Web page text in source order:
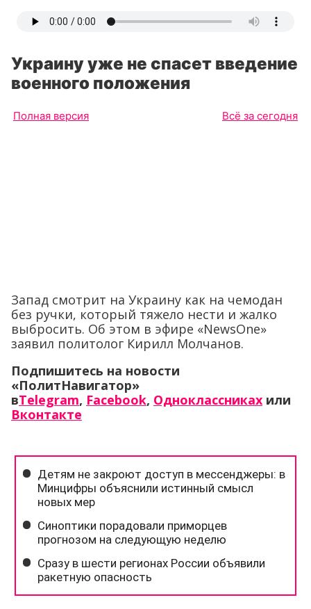
Украину уже не спасет введение
военного положения
Полная версия Всё за сегодня
Запад смотрит на Украину как на чемодан
без ручки, который тяжело нести и жалко
выбросить. Об этом в эфире «NewsOne»
заявил политолог Кирилл Молчанов.
Подпишитесь на новости
«ПолитНавигатор»
вTelegram, Facebook, Одноклассниках или
Вконтакте